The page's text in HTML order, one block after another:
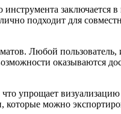
заключается
подходит для
Любой
оказываются
упрощает
можно